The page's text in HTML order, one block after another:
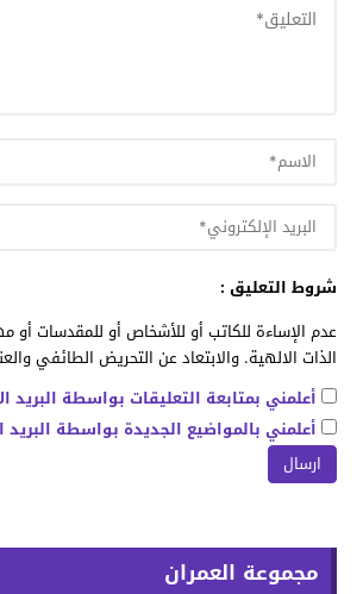
شروط التعليق :
عدم الإساءة للكاتب أو للأشخاص أو للمقدسات أو
الذات الالهية. والابتعاد عن التحريض الطائفي
أعلمني بمتابعة التعليقات بواسطة البريد
أعلمني بالمواضيع الجديدة بواسطة البريد
مجموعة العمران